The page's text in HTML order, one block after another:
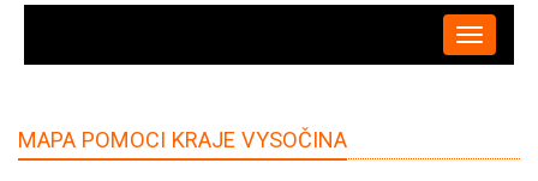
MAPA POMOCI KRAJE VYSOČINA